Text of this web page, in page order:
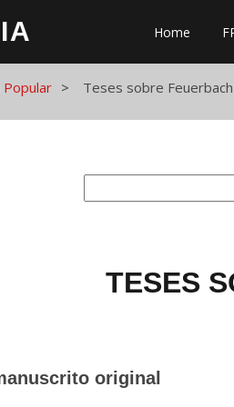
Home
Popular Teses sobre Feuerbach
TESES
original